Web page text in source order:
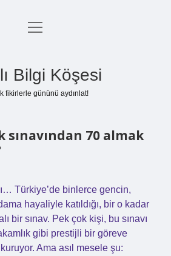
Anasayfa
Yasal Uyarı
menüyü
Bilgi Köşesi
fikirlerle gününü aydınlat!
sınavından 70 almak
Türkiye’de binlerce gencin,
hayaliyle katıldığı, bir o kadar
bir sınav. Pek çok kişi, bu sınavı
gibi prestijli bir göreve
Ama asıl mesele şu: